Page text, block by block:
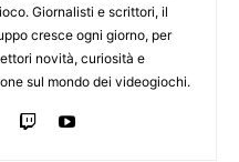
Giornalisti e scrittori, il
cresce ogni giorno, per
novità, curiosità e
sul mondo dei videogiochi.